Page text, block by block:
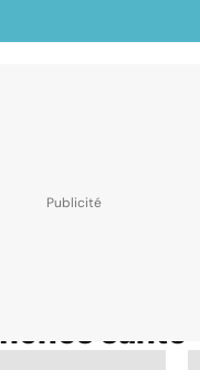
santé